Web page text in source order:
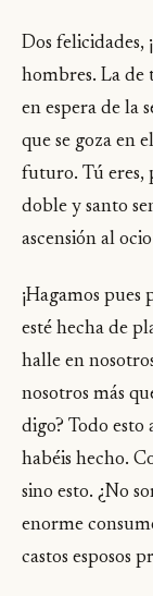
Dos felicidades,
hombres. La de
en espera de la
que se goza en
futuro. Tú eres,
doble y santo
ascensión al
¡Hagamos
esté hecha de
halle en
nosotros más
digo? Todo esto
habéis hecho.
sino esto. ¿No
enorme
castos esposos